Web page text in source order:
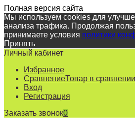
Полная версия сайта
Мы используем cookies для
анализа трафика. Продолжая
принимаете условия политики
Принять
Личный кабинет
Избранное
СравнениеТовар в сравнении
Вход
Регистрация
Заказать звонок0